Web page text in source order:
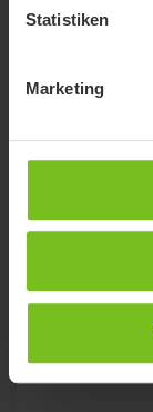
Statistiken
Marketing